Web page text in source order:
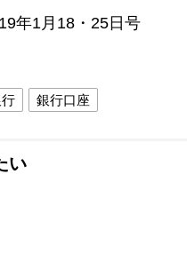
年1月18・25日号
銀行口座
い